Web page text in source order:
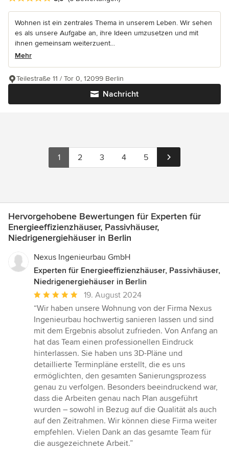
Wohnen ist ein zentrales Thema in unserem Leben. Wir sehen
es als unsere Aufgabe an, ihre Ideen umzusetzen und mit
ihnen gemeinsam weiterzuent...
Mehr
Nachricht
Teilestraße 11 / Tor 0, 12099 Berlin
1 2 3 4 5
Hervorgehobene Bewertungen für Experten für
Energieeffizienzhäuser, Passivhäuser,
Niedrigenergiehäuser in Berlin
Nexus Ingenieurbau GmbH
Experten für Energieeffizienzhäuser, Passivhäuser,
Niedrigenergiehäuser in Berlin
Durchschnittliche
Bewertung:
5
von
5
Sternen
19. August 2024
“Wir haben unsere Wohnung von der Firma Nexus
Ingenieurbau hochwertig sanieren lassen und sind
mit dem Ergebnis absolut zufrieden. Von Anfang an
hat das Team einen professionellen Eindruck
hinterlassen. Sie haben uns 3D-Pläne und
detaillierte Terminpläne erstellt, die es uns
ermöglichten, den gesamten Sanierungsprozess
genau zu verfolgen. Besonders beeindruckend war,
dass die Arbeiten genau nach Plan ausgeführt
wurden – sowohl in Bezug auf die Qualität als auch
auf den Zeitrahmen. Wir können diese Firma weiter
empfehlen. Vielen Dank an das gesamte Team für
die ausgezeichnete Arbeit.”